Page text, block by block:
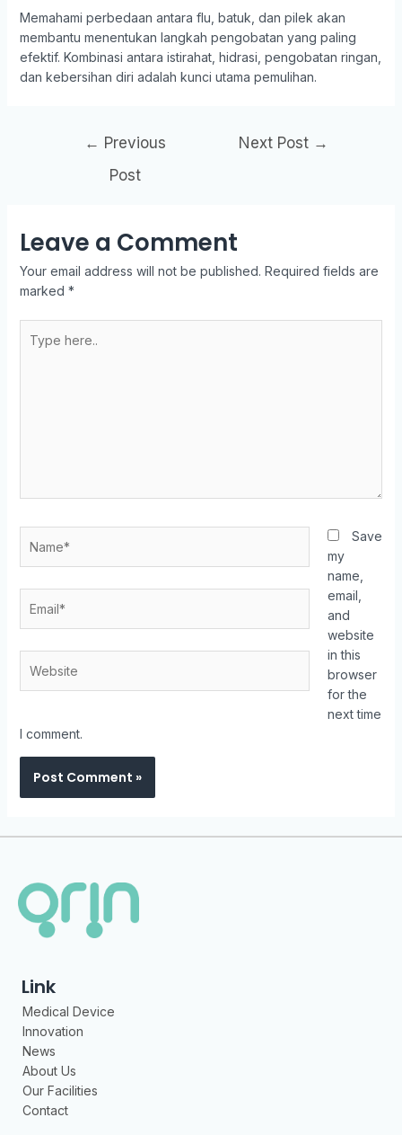
Memahami perbedaan antara flu, batuk, dan pilek akan
membantu menentukan langkah pengobatan yang paling
efektif. Kombinasi antara istirahat, hidrasi, pengobatan ringan,
dan kebersihan diri adalah kunci utama pemulihan.
← Previous
Post
Next Post →
Leave a Comment
Your email address will not be published. Required fields are
marked *
Save
my
name,
email,
and
website
in this
browser
for the
next time
I comment.
Link
Medical Device
Innovation
News
About Us
Our Facilities
Contact